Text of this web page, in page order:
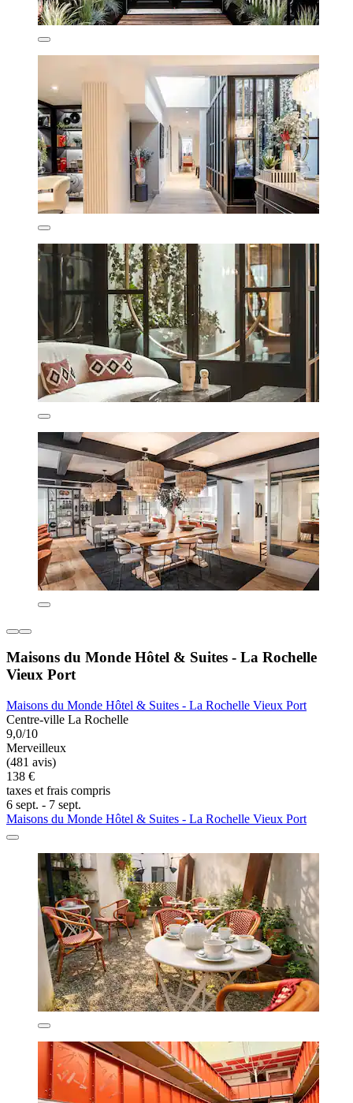
Maisons du Monde Hôtel & Suites - La Rochelle
Vieux Port
Maisons du Monde Hôtel & Suites - La Rochelle Vieux Port
Centre-ville La Rochelle
9,0/10
Merveilleux
(481 avis)
138 €
taxes et frais compris
6 sept. - 7 sept.
Maisons du Monde Hôtel & Suites - La Rochelle Vieux Port